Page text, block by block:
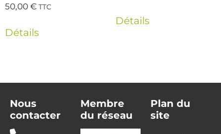
50,00€ TTC
Détails
Détails
Nous
contacter
Membre
du réseau
Plan du
site